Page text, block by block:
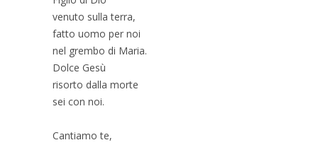
venuto sulla terra,
fatto uomo per noi
nel grembo di Maria.
Dolce Gesù
risorto dalla morte
sei con noi.
Cantiamo te,